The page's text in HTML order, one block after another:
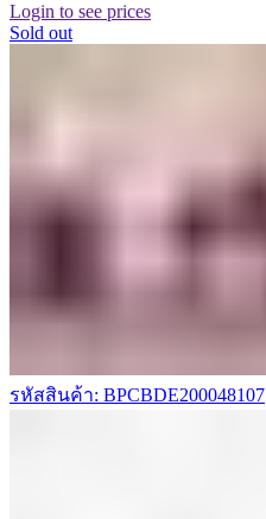
Login to see prices
Sold out
รหัสสินค้า: BPCBDE200048107